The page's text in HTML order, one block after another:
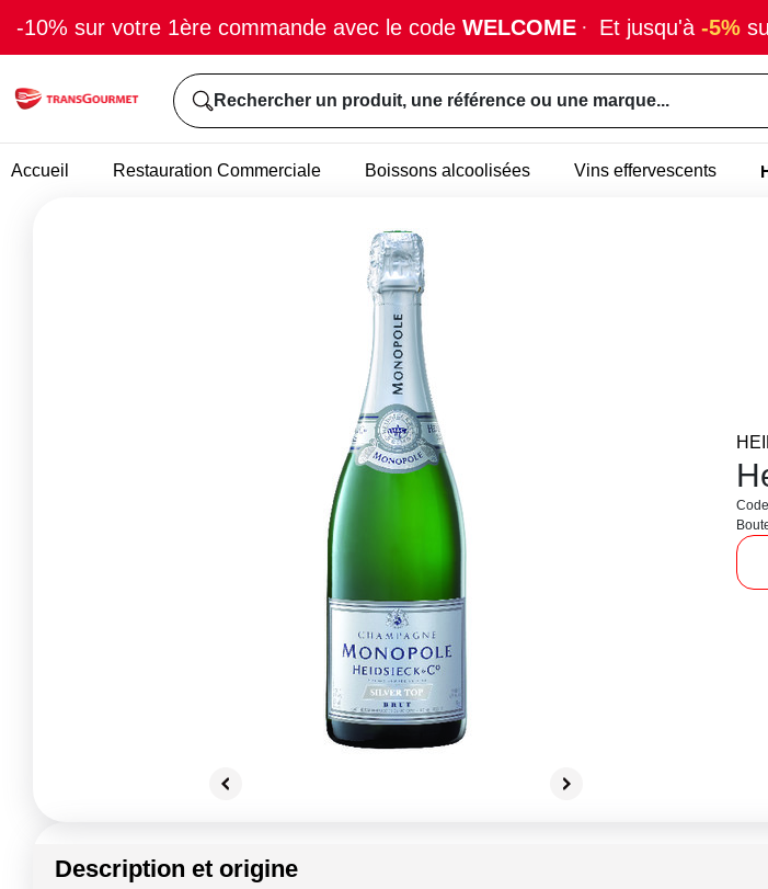
-10% sur votre 1ère commande avec le code WELCOME · Et jusqu'à -5%
Rechercher un produit, une référence ou une marque...
Accueil Restauration Commerciale Boissons alcoolisées Vins effervescents
Description et origine